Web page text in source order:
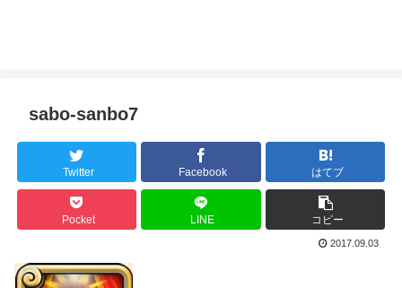
sabo-sanbo7
Twitter Facebook はてブ
Pocket LINE コピー
2017.09.03